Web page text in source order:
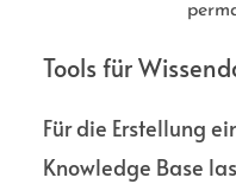
Tools für
Für die Erstellung
Knowledge Base